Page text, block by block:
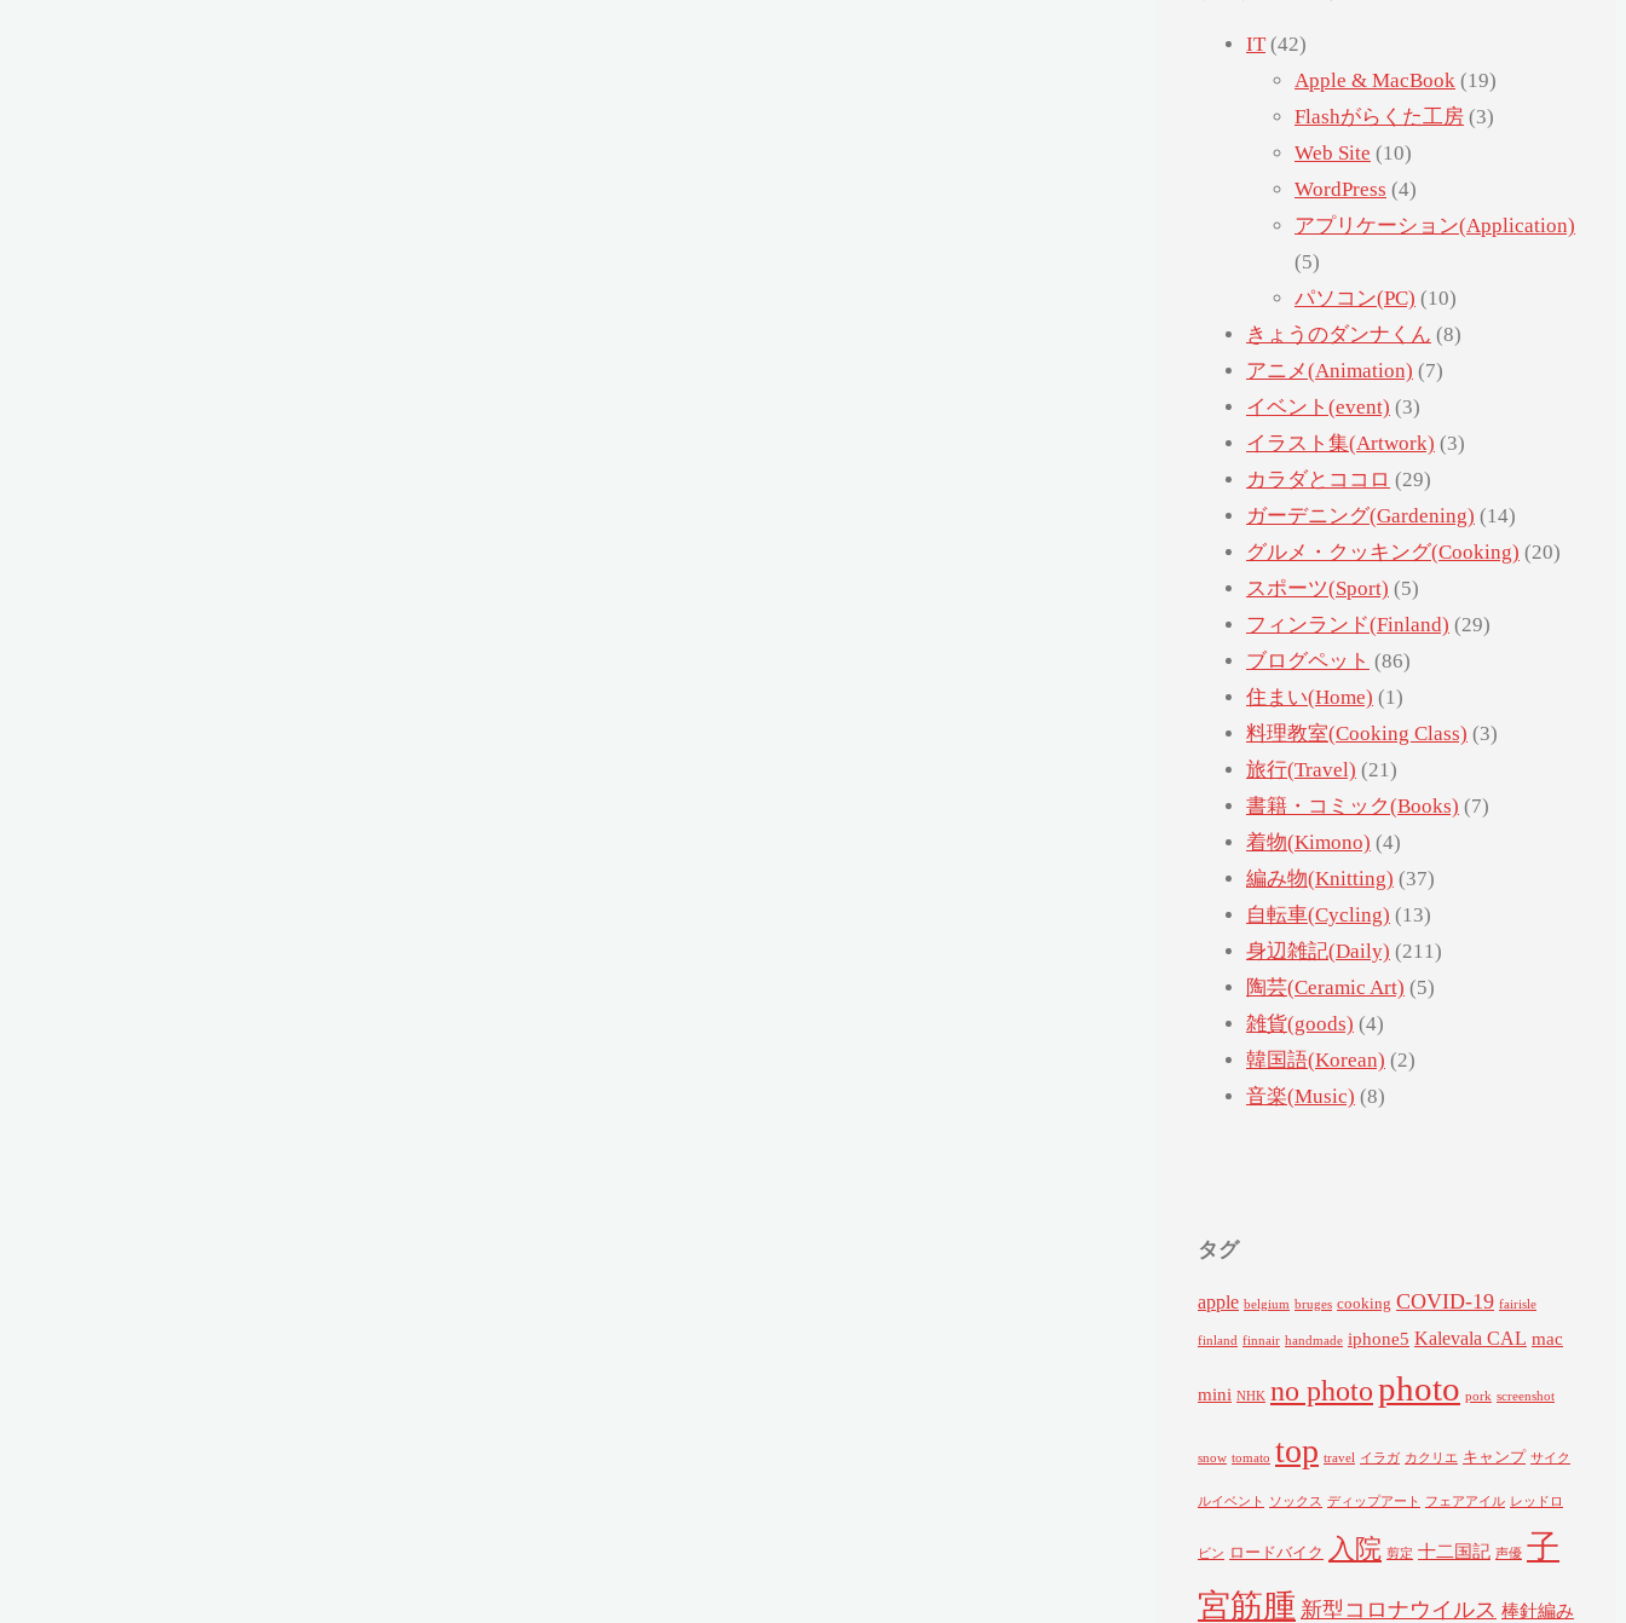
IT (42)
Apple & MacBook (19)
Flashがらくた工房 (3)
Web Site (10)
WordPress (4)
アプリケーション(Application)
(5)
パソコン(PC) (10)
きょうのダンナくん (8)
アニメ(Animation) (7)
イベント(event) (3)
イラスト集(Artwork) (3)
カラダとココロ (29)
ガーデニング(Gardening) (14)
グルメ・クッキング(Cooking) (20)
スポーツ(Sport) (5)
フィンランド(Finland) (29)
ブログペット (86)
住まい(Home) (1)
料理教室(Cooking Class) (3)
旅行(Travel) (21)
書籍・コミック(Books) (7)
着物(Kimono) (4)
編み物(Knitting) (37)
自転車(Cycling) (13)
身辺雑記(Daily) (211)
陶芸(Ceramic Art) (5)
雑貨(goods) (4)
韓国語(Korean) (2)
音楽(Music) (8)
タグ
apple belgium bruges cooking COVID-19 fairisle
finland finnair handmade iphone5 Kalevala CAL mac
mini NHK no photophoto pork screenshot
snow tomato top travel イラガ カクリエ キャンプ サイク
ルイベント ソックス ディップアート フェアアイル レッドロ
ビン ロードバイク 入院 剪定 十二国記 声優 子
宮筋腫 新型コロナウイルス 棒針編み